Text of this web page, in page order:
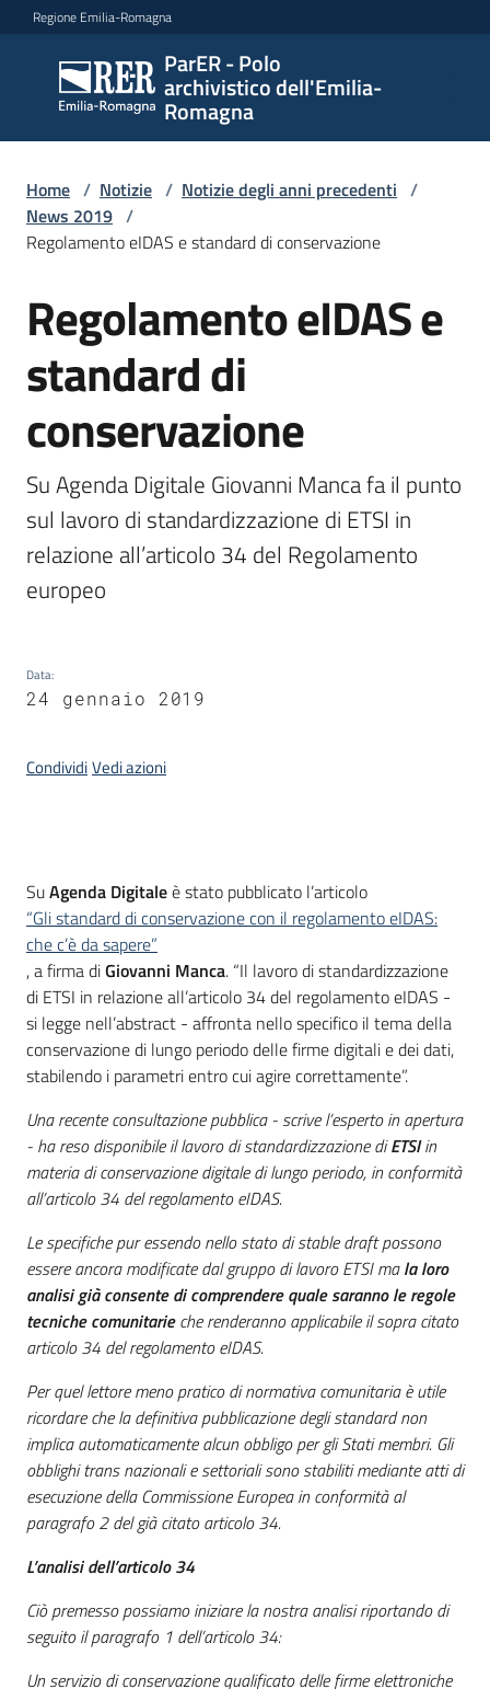
Vai al contenuto
Vai alla navigazione
Vai al footer
Regione Emilia-Romagna
ParER - Polo
archivistico dell'Emilia-
Romagna
ParER -
Polo
archivistico
Romagna
archivistico
Archivio
storico
Conservazione
Argomenti
Home / Notizie / Notizie degli anni precedenti /
News 2019 /
Regolamento eIDAS e standard di conservazione
Salta al contenuto
Regolamento eIDAS e
standard di
conservazione
Su Agenda Digitale Giovanni Manca fa il punto
sul lavoro di standardizzazione di ETSI in
relazione all’articolo 34 del Regolamento
europeo
Data:
24 gennaio 2019
CondividiVedi azioni
Introduzione
SuAgenda Digitaleè stato pubblicato l’articolo
“Gli standard di conservazione con il regolamento eIDAS:
che c’è da sapere”
, a firma diGiovanni Manca. “Il lavoro di standardizzazione
di ETSI in relazione all’articolo 34 del regolamento eIDAS -
si legge nell’abstract - affronta nello specifico il tema della
conservazione di lungo periodo delle firme digitali e dei dati,
stabilendo i parametri entro cui agire correttamente”.
Una recente consultazione pubblica - scrive l’esperto in apertura
- ha reso disponibile il lavoro di standardizzazione diETSIin
materia di conservazione digitale di lungo periodo, in conformità
all’articolo 34 del regolamento eIDAS.
Le specifiche pur essendo nello stato di stable draft possono
essere ancora modificate dal gruppo di lavoro ETSI mala loro
analisi già consente di comprendere quale saranno le regole
tecniche comunitarieche renderanno applicabile il sopra citato
articolo 34 del regolamento eIDAS.
Per quel lettore meno pratico di normativa comunitaria è utile
ricordare che la definitiva pubblicazione degli standard non
implica automaticamente alcun obbligo per gli Stati membri. Gli
obblighi trans nazionali e settoriali sono stabiliti mediante atti di
esecuzione della Commissione Europea in conformità al
paragrafo 2 del già citato articolo 34.
L’analisi dell’articolo 34
Ciò premesso possiamo iniziare la nostra analisi riportando di
seguito il paragrafo 1 dell’articolo 34:
Un servizio di conservazione qualificato delle firme elettroniche